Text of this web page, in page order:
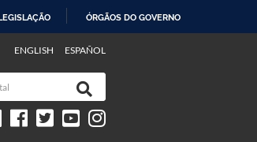
ÓRGÃOS DO GOVERNO
ENGLISH ESPAÑOL